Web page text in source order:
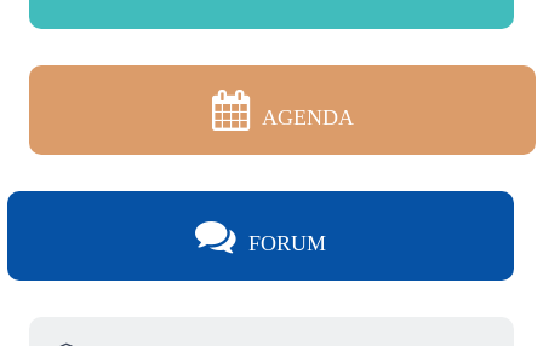
AGENDA
FORUM